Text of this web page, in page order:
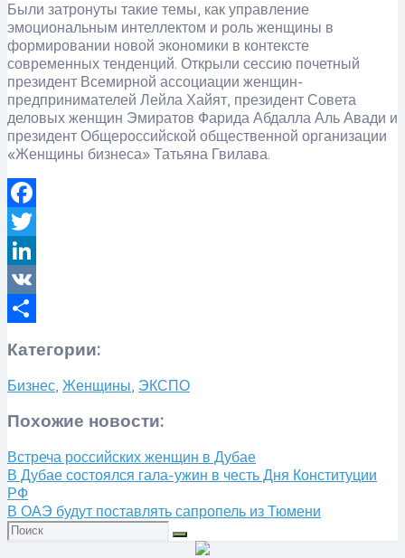
Были затронуты такие темы, как управление
эмоциональным интеллектом и роль женщины в
формировании новой экономики в контексте
современных тенденций. Открыли сессию почетный
президент Всемирной ассоциации женщин-
предпринимателей Лейла Хайят, президент Совета
деловых женщин Эмиратов Фарида Абдалла Аль Авади и
президент Общероссийской общественной организации
«Женщины бизнеса» Татьяна Гвилава.
Facebook
Twitter
LinkedIn
VK
Категории:
Бизнес, Женщины, ЭКСПО
Похожие новости:
Встреча российских женщин в Дубае
В Дубае состоялся гала-ужин в честь Дня Конституции
РФ
​В ОАЭ будут поставлять сапропель из Тюмени
Искать: